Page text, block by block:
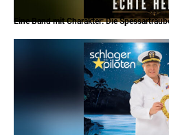
Eine Band mit Charakter: Die